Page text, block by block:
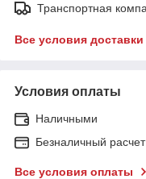
Транспортная
Все условия доставки
Условия оплаты
Наличными
Безналичный расчет
Все условия оплаты